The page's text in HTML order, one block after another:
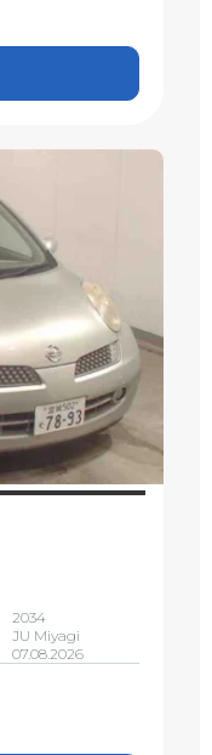
2034
JU Miyagi
07.08.2026